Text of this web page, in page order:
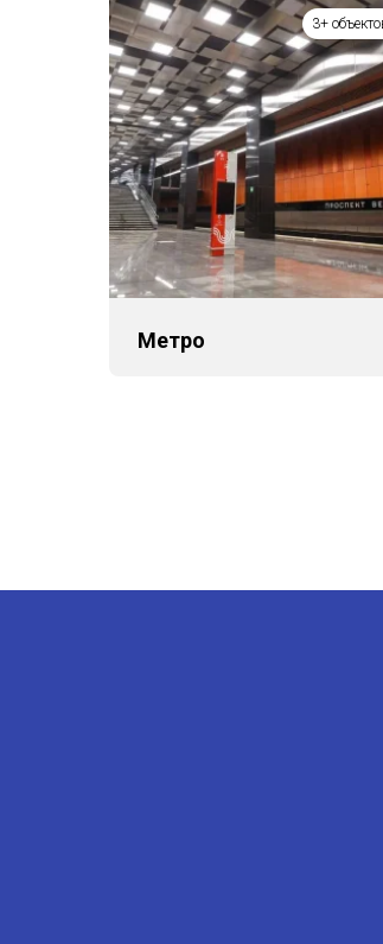
Метро
3+